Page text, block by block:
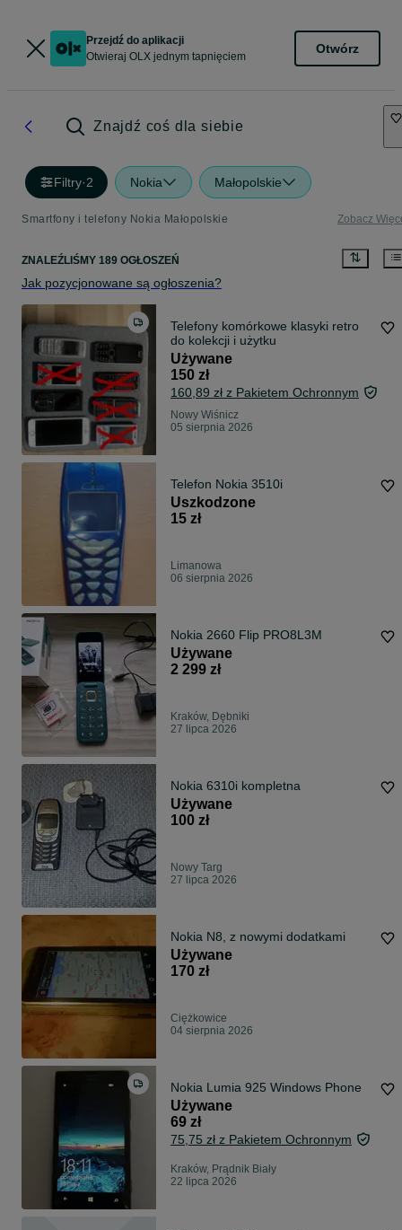
Przejdź do aplikacji
Otwieraj OLX jednym tapnięciem
Otwórz
Znajdź coś dla siebie
Filtry·2 Nokia Małopolskie
Smartfony i telefony Nokia Małopolskie Zobacz
ZNALEŹLIŚMY 189 OGŁOSZEŃ
Jak pozycjonowane są ogłoszenia?
Telefony komórkowe klasyki retro
do kolekcji i użytku
Używane
150 zł
160,89 zł z Pakietem Ochronnym
Nowy Wiśnicz
05 sierpnia 2026
Telefon Nokia 3510i
Uszkodzone
15 zł
Limanowa
06 sierpnia 2026
Nokia 2660 Flip PRO8L3M
Używane
2 299 zł
Kraków, Dębniki
27 lipca 2026
Nokia 6310i kompletna
Używane
100 zł
Nowy Targ
27 lipca 2026
Nokia N8, z nowymi dodatkami
Używane
170 zł
Ciężkowice
04 sierpnia 2026
Nokia Lumia 925 Windows Phone
Używane
69 zł
75,75 zł z Pakietem Ochronnym
Kraków, Prądnik Biały
22 lipca 2026